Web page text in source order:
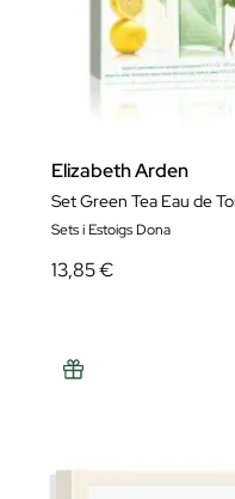
Elizabeth Arden
Set Green Tea Eau de
Sets i Estoigs Dona
13,85 €